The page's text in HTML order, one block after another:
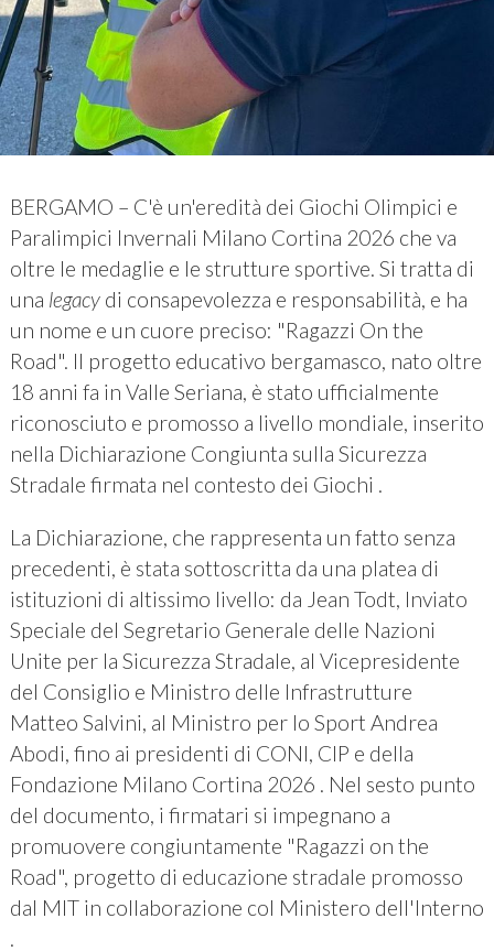
BERGAMO – C'è un'eredità dei Giochi Olimpici e
Paralimpici Invernali Milano Cortina 2026 che va
oltre le medaglie e le strutture sportive. Si tratta di
una legacydi consapevolezza e responsabilità, e ha
un nome e un cuore preciso: "Ragazzi On the
Road". Il progetto educativo bergamasco, nato oltre
18 anni fa in Valle Seriana, è stato ufficialmente
riconosciuto e promosso a livello mondiale, inserito
nella Dichiarazione Congiunta sulla Sicurezza
Stradale firmata nel contesto dei Giochi .
La Dichiarazione, che rappresenta un fatto senza
precedenti, è stata sottoscritta da una platea di
istituzioni di altissimo livello: da Jean Todt, Inviato
Speciale del Segretario Generale delle Nazioni
Unite per la Sicurezza Stradale, al Vicepresidente
del Consiglio e Ministro delle Infrastrutture
Matteo Salvini, al Ministro per lo Sport Andrea
Abodi, fino ai presidenti di CONI, CIP e della
Fondazione Milano Cortina 2026 . Nel sesto punto
del documento, i firmatari si impegnano a
promuovere congiuntamente "Ragazzi on the
Road", progetto di educazione stradale promosso
dal MIT in collaborazione col Ministero dell'Interno
.